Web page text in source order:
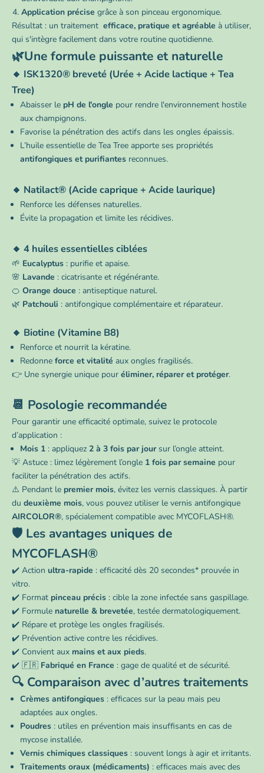
Application précise grâce à son pinceau ergonomique.
Résultat : un traitement efficace, pratique et agréable à utiliser,
qui s'intègre facilement dans votre routine quotidienne.
🌿Une formule puissante et naturelle
🔸 ISK1320® breveté (Urée + Acide lactique + Tea
Tree)
Abaisser le pH de l'ongle pour rendre l'environnement hostile
aux champignons.
Favorise la pénétration des actifs dans les ongles épaissis.
L’huile essentielle de Tea Tree apporte ses propriétés
antifongiques et purifiantes reconnues.
🔸 Natilact® (Acide caprique + Acide laurique)
Renforce les défenses naturelles.
Évite la propagation et limite les récidives.
🔸 4 huiles essentielles ciblées
🌱 Eucalyptus : purifie et apaise.
🌸 Lavande : cicatrisante et régénérante.
🍊 Orange douce : antiseptique naturel.
🌿 Patchouli : antifongique complémentaire et réparateur.
🔸 Biotine (Vitamine B8)
Renforce et nourrit la kératine.
Redonne force et vitalité aux ongles fragilisés.
👉 Une synergie unique pour éliminer, réparer et protéger.
📆 Posologie recommandée
Pour garantir une efficacité optimale, suivez le protocole
d’application :
Mois 1 : appliquez 2 à 3 fois par joursur l’ongle atteint.
💡 Astuce : limez légèrement l’ongle 1 fois par semaine pour
faciliter la pénétration des actifs.
⚠️ Pendant le premier mois, évitez les vernis classiques. À partir
du deuxième mois, vous pouvez utiliser le vernis antifongique
AIRCOLOR®, spécialement compatible avec MYCOFLASH®.
🛡️ Les avantages uniques de
MYCOFLASH®
✔️ Action ultra-rapide : efficacité dès 20 secondes* prouvée in
vitro.
✔️ Format pinceau précis : cible la zone infectée sans gaspillage.
✔️ Formule naturelle & brevetée, testée dermatologiquement.
✔️ Répare et protège les ongles fragilisés.
✔️ Prévention active contre les récidives.
✔️ Convient aux mains et aux pieds.
✔️ 🇫🇷 Fabriqué en France : gage de qualité et de sécurité.
🔍 Comparaison avec d’autres traitements
Crèmes antifongiques : efficaces sur la peau mais peu
adaptées aux ongles.
Poudres : utiles en prévention mais insuffisants en cas de
mycose installée.
Vernis chimiques classiques : souvent longs à agir et irritants.
Traitements oraux (médicaments) : efficaces mais avec des